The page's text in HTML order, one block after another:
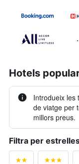
Hotels
Introdueix les
de viatge per
millors preus.
Filtra per